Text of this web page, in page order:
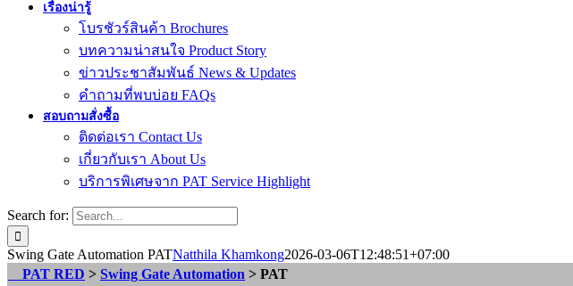
เรื่องน่ารู้
โบรชัวร์สินค้า Brochures
บทความน่าสนใจ Product Story
ข่าวประชาสัมพันธ์ News & Updates
คำถามที่พบบ่อย FAQs
สอบถามสั่งซื้อ
ติดต่อเรา Contact Us
เกี่ยวกับเรา About Us
บริการพิเศษจาก PAT Service Highlight
Search for:
Swing Gate Automation PATNatthila Khamkong2026-03-06T12:48:51+07:00
PAT RED > Swing Gate Automation > PAT